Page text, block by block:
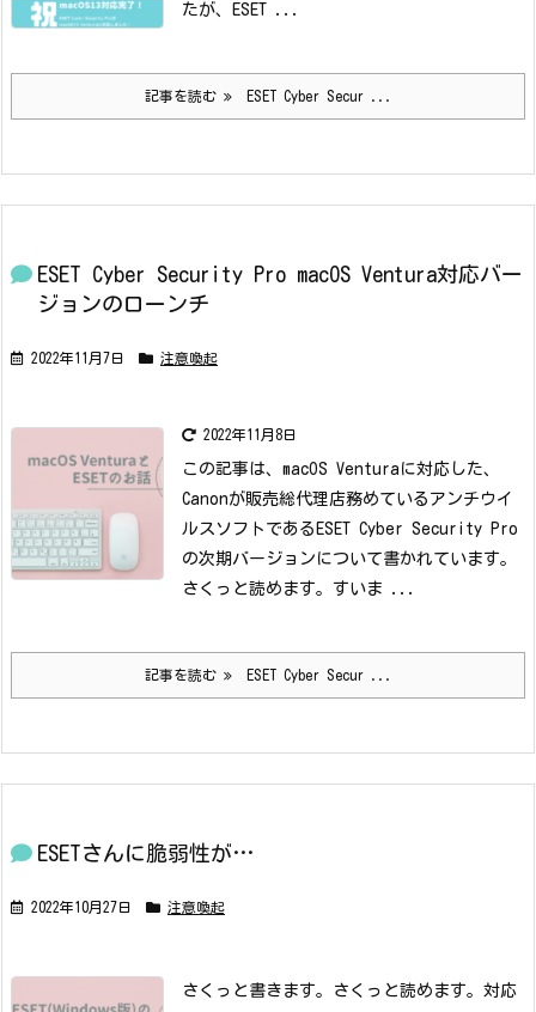
たが、ESET ...
記事を読む ESET Cyber Secur ...
ESET Cyber Security Pro macOS Ventura対応バー
ジョンのローンチ
2022年11月7日 注意喚起
2022年11月8日
この記事は、macOS Venturaに対応した、
Canonが販売総代理店務めているアンチウイ
ルスソフトであるESET Cyber Security Pro
の次期バージョンについて書かれています。
さくっと読めます。 すいま ...
記事を読む ESET Cyber Secur ...
ESETさんに脆弱性が…
2022年10月27日 注意喚起
さくっと書きます。さくっと読めます。対応